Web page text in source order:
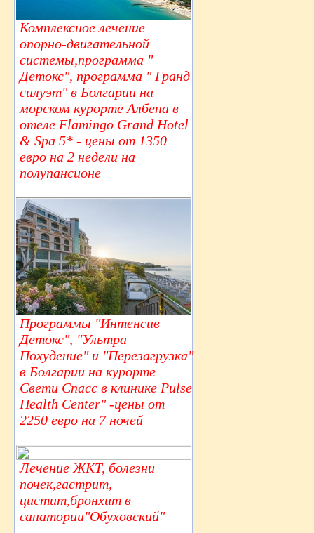
Комплексное лечение
опорно-двигательной
системы,программа "
Детокс", программа " Гранд
силуэт" в Болгарии на
морском курорте Албена в
отеле Flamingo Grand Hotel
& Spa 5* - цены от 1350
евро на 2 недели на
полупансионе
Программы "Интенсив
Детокс", "Ультра
Похудение" и "Перезагрузка"
в Болгарии на курорте
Свети Спасс в клинике Pulse
Health Center" -цены от
2250 евро на 7 ночей
Лечение ЖКТ, болезни
почек,гастрит,
цистит,бронхит в
санатории"Обуховский"